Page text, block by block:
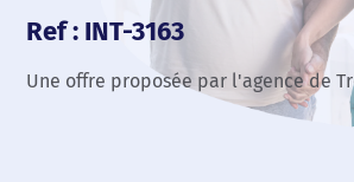
Ref : INT-3163
Une offre proposée par l'agence de